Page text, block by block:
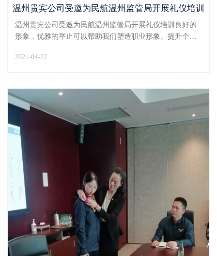
温州贵宾公司受邀为民航温州监管局开展礼仪培训
温州贵宾公司受邀为民航温州监管局开展礼仪培训良好的
形象，优雅的举止可以帮助我们塑造职业形象、提升个人
州监管局领导及员工开展礼仪培训。本次课程培训地点设
2021-04-22